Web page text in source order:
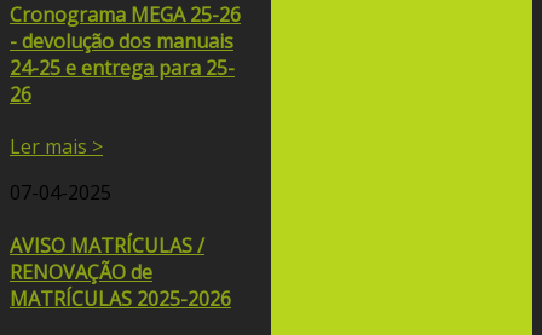
Cronograma MEGA 25-26
- devolução dos manuais
24-25 e entrega para 25-
26
Ler mais >
07-04-2025
AVISO MATRÍCULAS /
RENOVAÇÃO de
MATRÍCULAS 2025-2026